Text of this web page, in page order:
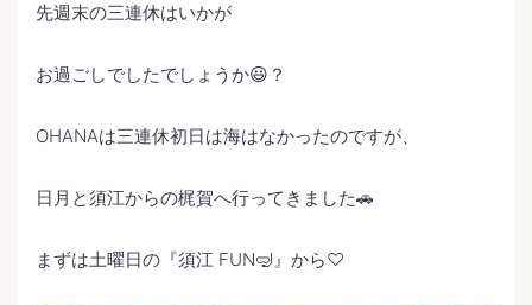
先週末の三連休はいかが
お過ごしでしたでしょうか😃？
OHANAは三連休初日は海はなかったのですが、
日月と須江からの梶賀へ行ってきました🚗
まずは土曜日の『須江 FUN🤿』から♡